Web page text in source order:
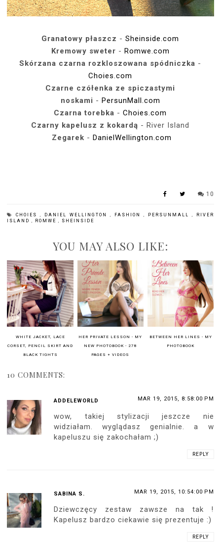
Granatowy płaszcz -Sheinside.com
Kremowy sweter - Romwe.com
Skórzana czarna rozkloszowana spódniczka -
Choies.com
Czarne czółenka ze spiczastymi
noskami - PersunMall.com
Czarna torebka -Choies.com
Czarny kapelusz z kokardą - River Island
Zegarek - DanielWellington.com
10
CHOIES DANIEL WELLINGTON FASHION PERSUNMALL
RIVER
ISLAND
ROMWE SHEINSIDE
YOU MAY ALSO LIKE:
WHITE JACKET, LACE
CORSET, PENCIL SKIRT AND
BLACK TIGHTS
HER PRIVATE LESSON - MY
NEW PHOTOBOOK - 278
PAGES + VIDEOS
BETWEEN HER LINES - MY
PHOTOBOOK
10 COMMENTS:
ADDELEWORLD MAR 19, 2015, 8:58:00 PM
wow, takiej stylizacji jeszcze nie
widziałam. wyglądasz genialnie. a w
kapeluszu się zakochałam ;)
REPLY
SABINA S. MAR 19, 2015, 10:54:00 PM
Dziewczęcy zestaw zawsze na tak !
Kapelusz bardzo ciekawie się prezentuje :)
REPLY